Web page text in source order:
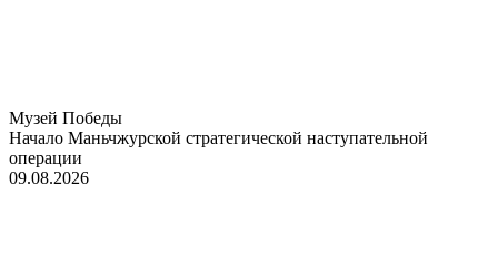
Музей Победы
Начало Маньчжурской стратегической наступательной
операции
09.08.2026